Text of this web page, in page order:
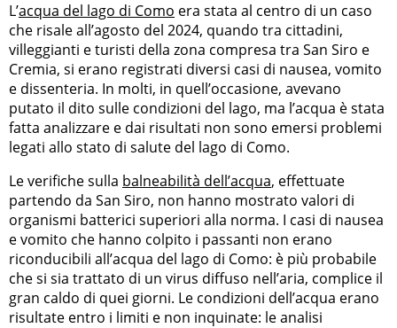
L’acqua del lago di Como era stata al centro di un caso
che risale all’agosto del 2024, quando tra cittadini,
villeggianti e turisti della zona compresa tra San Siro e
Cremia, si erano registrati diversi casi di nausea, vomito
e dissenteria. In molti, in quell’occasione, avevano
putato il dito sulle condizioni del lago, ma l’acqua è stata
fatta analizzare e dai risultati non sono emersi problemi
legati allo stato di salute del lago di Como.
Le verifiche sulla balneabilità dell’acqua, effettuate
partendo da San Siro, non hanno mostrato valori di
organismi batterici superiori alla norma. I casi di nausea
e vomito che hanno colpito i passanti non erano
riconducibili all’acqua del lago di Como: è più probabile
che si sia trattato di un virus diffuso nell’aria, complice il
gran caldo di quei giorni. Le condizioni dell’acqua erano
risultate entro i limiti e non inquinate: le analisi